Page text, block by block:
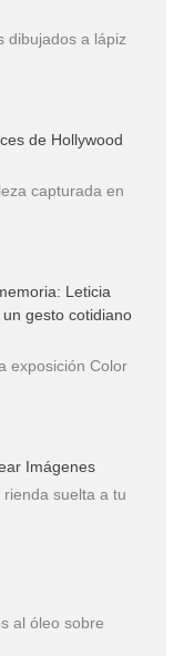
dibujados a lápiz
de Hollywood
capturada en
Leticia
gesto cotidiano
exposición Color
Imágenes
rienda suelta a tu
al óleo sobre